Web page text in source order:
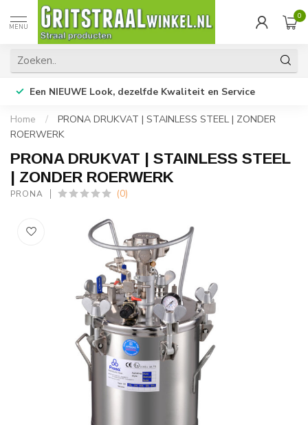
MENU
0
Een NIEUWE Look, dezelfde Kwaliteit en Service
Home /
PRONA DRUKVAT | STAINLESS STEEL | ZONDER
ROERWERK
PRONA DRUKVAT | STAINLESS STEEL
| ZONDER ROERWERK
PRONA (0)